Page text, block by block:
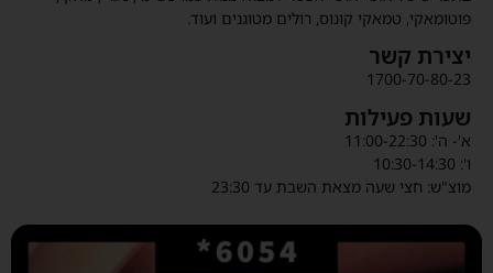
פוטומאקי, טמאקי קונוס, רולים מטוגנים ועוד.
יצירת קשר
1700-70-80-23
שעות פעילות
א'- ה': 11:00-22:30
ו': 10:30-14:30
מוצ"ש: חצי שעה מצאת השבת עד 23:30